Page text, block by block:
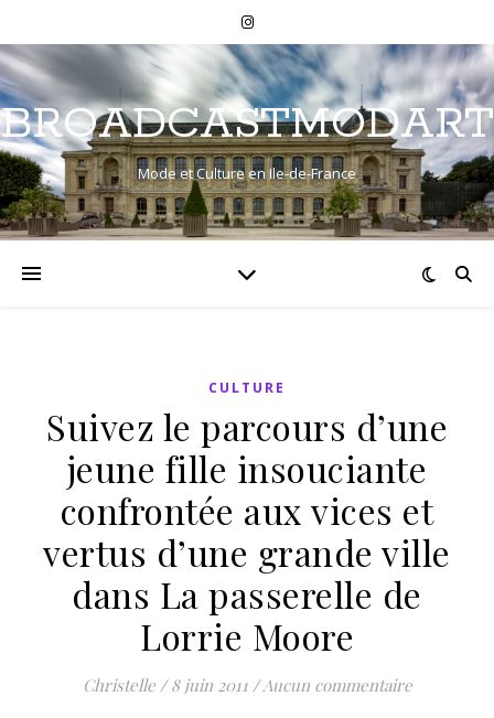
BROADCASTMODART
Mode et Culture en Ile-de-France
CULTURE
Suivez le parcours d’une
jeune fille insouciante
confrontée aux vices et
vertus d’une grande ville
dans La passerelle de
Lorrie Moore
Christelle / 8 juin 2011 /Aucun commentaire